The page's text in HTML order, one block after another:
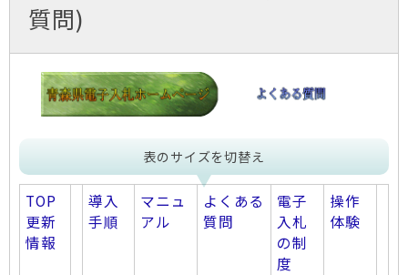
質問)
表のサイズを切替え
TOP
更新
情報
導入
手順
マニュ
アル
よくある
質問
電子
入札
の制
度
操作
体験